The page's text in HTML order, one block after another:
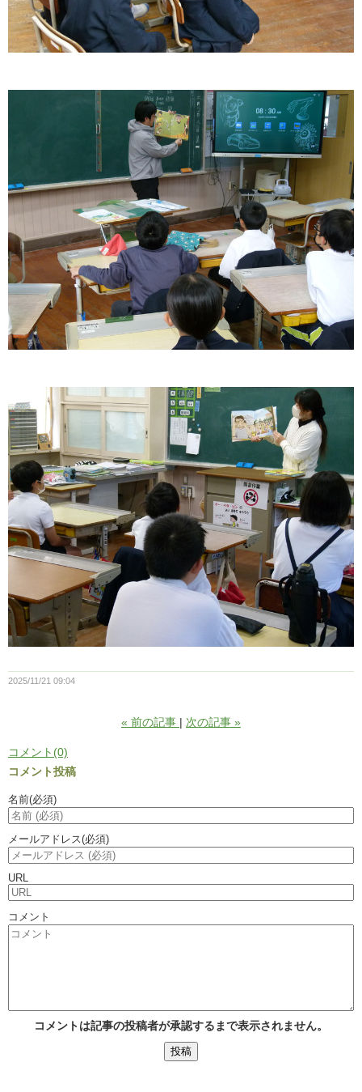
2025/11/21 09:04
« 前の記事 次の記事 »
コメント(0)
コメント投稿
名前(必須)
メールアドレス(必須)
URL
コメント
コメントは記事の投稿者が承認するまで表示されません。